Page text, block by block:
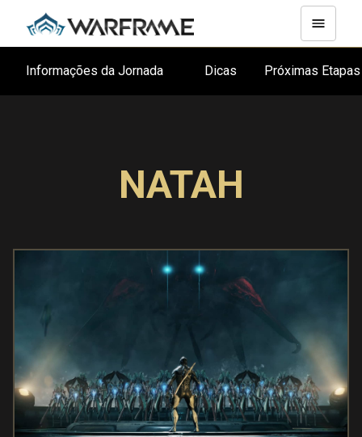
Informações da Jornada Dicas Próximas
NATAH